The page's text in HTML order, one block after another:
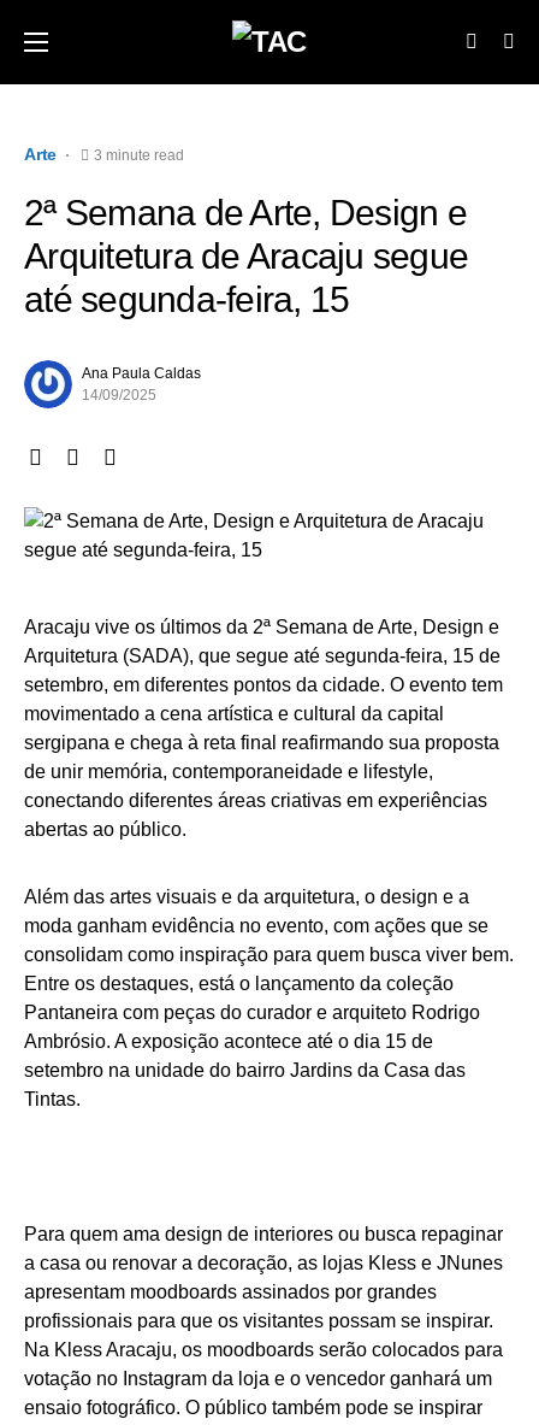
Arte 3 minute read
2ª Semana de Arte, Design e
Arquitetura de Aracaju segue
até segunda-feira, 15
Ana Paula Caldas
14/09/2025
Aracaju vive os últimos da 2ª Semana de Arte, Design e
Arquitetura (SADA), que segue até segunda-feira, 15 de
setembro, em diferentes pontos da cidade. O evento tem
movimentado a cena artística e cultural da capital
sergipana e chega à reta final reafirmando sua proposta
de unir memória, contemporaneidade e lifestyle,
conectando diferentes áreas criativas em experiências
abertas ao público.
Além das artes visuais e da arquitetura, o design e a
moda ganham evidência no evento, com ações que se
consolidam como inspiração para quem busca viver bem.
Entre os destaques, está o lançamento da coleção
Pantaneira com peças do curador e arquiteto Rodrigo
Ambrósio. A exposição acontece até o dia 15 de
setembro na unidade do bairro Jardins da Casa das
Tintas.
Para quem ama design de interiores ou busca repaginar
a casa ou renovar a decoração, as lojas Kless e JNunes
apresentam moodboards assinados por grandes
profissionais para que os visitantes possam se inspirar.
Na Kless Aracaju, os moodboards serão colocados para
votação no Instagram da loja e o vencedor ganhará um
ensaio fotográfico. O público também pode se inspirar